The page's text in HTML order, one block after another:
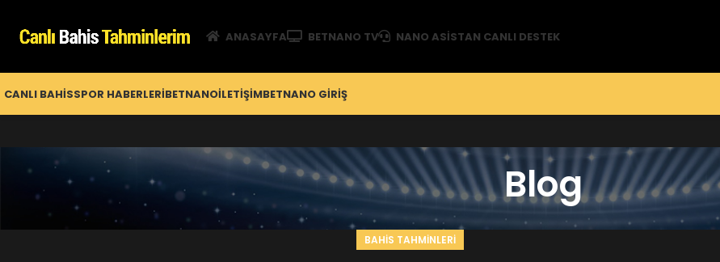
ANASAYFA BETNANO TV NANO ASISTAN CANLI DESTEK
CANLI BAHISSPOR HABERLERIBETNANOİLETIŞIMBETNANO GİRIŞ
Blog
BAHIS TAHMINLERI